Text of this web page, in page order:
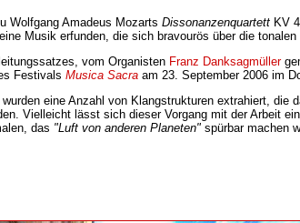
Wolfgang Amadeus Mozarts Dissonanzenquartett KV
eine Musik erfunden, die sich bravourös über die
vom Organisten Franz Danksagmüller
Festivals Musica Sacra am 23. September 2006 im
eine Anzahl von Klangstrukturen extrahiert,
Vielleicht lässt sich dieser Vorgang mit der Arbeit
das "Luft von anderen Planeten" spürbar machen